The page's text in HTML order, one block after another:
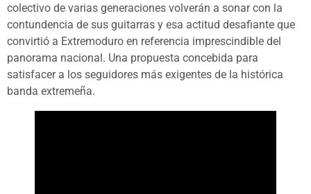
colectivo de varias generaciones volverán a sonar con la
contundencia de sus guitarras y esa actitud desafiante que
convirtió a Extremoduro en referencia imprescindible del
panorama nacional. Una propuesta concebida para
satisfacer a los seguidores más exigentes de la histórica
banda extremeña.